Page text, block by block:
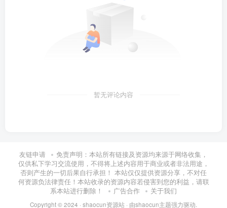
暂无评论内容
友链申请
免责声明：本站所有链接及资源均来源于网络收集，
仅供私下学习交流使用，不得将上述内容用于商业或者非法用途，
否则产生的一切后果自行承担！ 本站仅仅提供资源分享，不对任
何资源负法律责任！本站收录的资源内容若侵害到您的利益，请联
系本站进行删除！
广告合作 关于我们
Copyright © 2024 · shaocun资源站 · 由shaocun主题强力驱动.